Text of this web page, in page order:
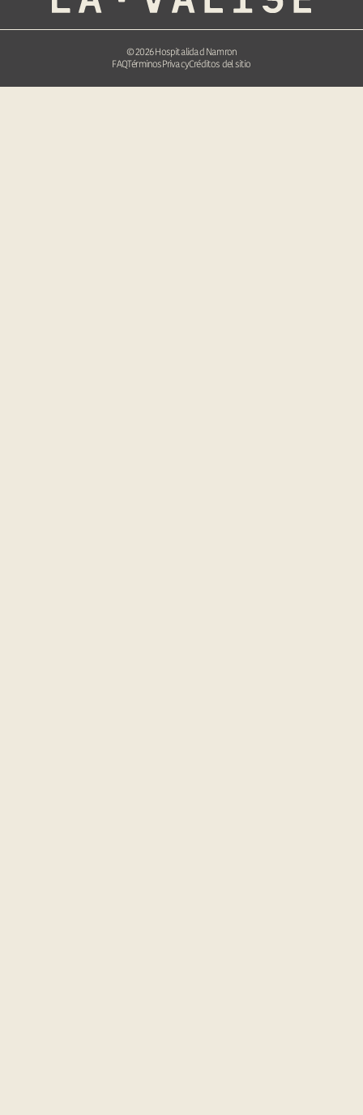
©2026Hospitalidad Namron
FAQTérminosPrivacyCréditos del sitio